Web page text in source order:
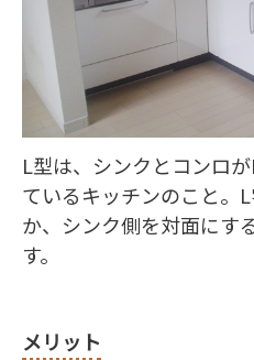
L型は、シンクとコンロ
ているキッチンのこと。
か、シンク側を対面にす
す。
メリット